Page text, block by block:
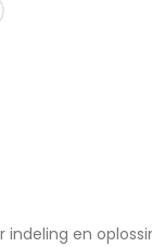
indeling en